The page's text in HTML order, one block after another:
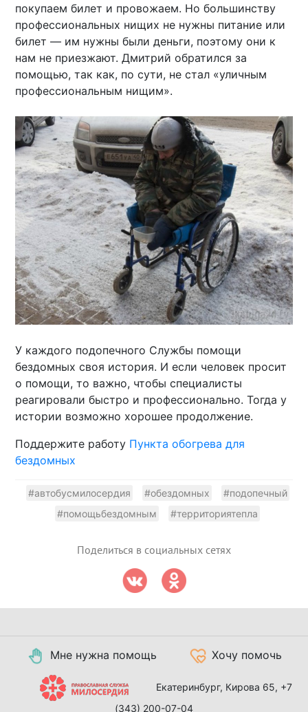
покупаем билет и провожаем. Но большинству
профессиональных нищих не нужны питание или
билет — им нужны были деньги, поэтому они к
нам не приезжают. Дмитрий обратился за
помощью, так как, по сути, не стал «уличным
профессиональным нищим».
У каждого подопечного Службы помощи
бездомных своя история. И если человек просит
о помощи, то важно, чтобы специалисты
реагировали быстро и профессионально. Тогда у
истории возможно хорошее продолжение.
Поддержите работу Пункта обогрева для
бездомных
#автобусмилосердия #обездомных
#подопечный
#помощьбездомным
#территориятепла
Поделиться в социальных сетях
Мне нужна помощь Хочу помочь
Екатеринбург, Кирова 65, +7
(343) 200-07-04